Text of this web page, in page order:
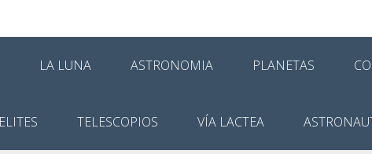
LA LUNA ASTRONOMIA PLANETAS
TELESCOPIOS VÍA LACTEA